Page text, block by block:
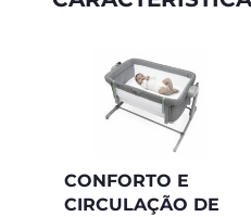
CONFORTO E
CIRCULAÇÃO DE